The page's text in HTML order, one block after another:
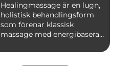
Healingmassage är en lugn,
holistisk behandlingsform
som förenar klassisk
massage med energibaserad